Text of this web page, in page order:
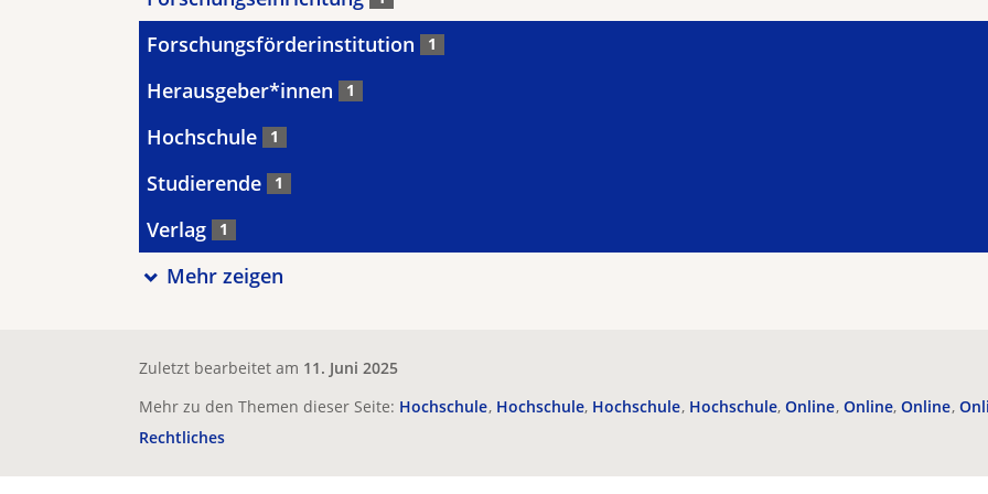
Forschungsförderinstitution 1
Herausgeber*innen 1
Hochschule 1
Studierende 1
Verlag 1
Mehr zeigen
Zuletzt bearbeitet am 11. Juni 2025
Mehr zu den Themen dieser Seite: Hochschule Hochschule Hochschule Hochschule Online Online Online
Rechtliches